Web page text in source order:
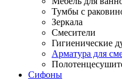
Тумбы с
Зеркала
Смесители
Гигиенические
Арматура для
Сифоны